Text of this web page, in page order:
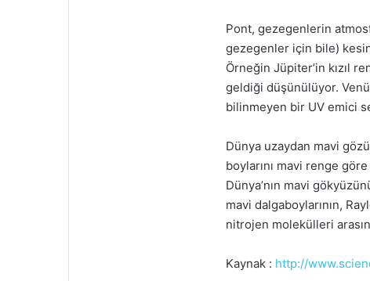
Pont, gezegenlerin
gezegenler için bile)
Örneğin Jüpiter’in kızıl
geldiği düşünülüyor.
bilinmeyen bir UV emici
Dünya uzaydan mavi
boylarını mavi renge
Dünya’nın mavi
mavi dalgaboylarının,
nitrojen molekülleri
Kaynak : http://